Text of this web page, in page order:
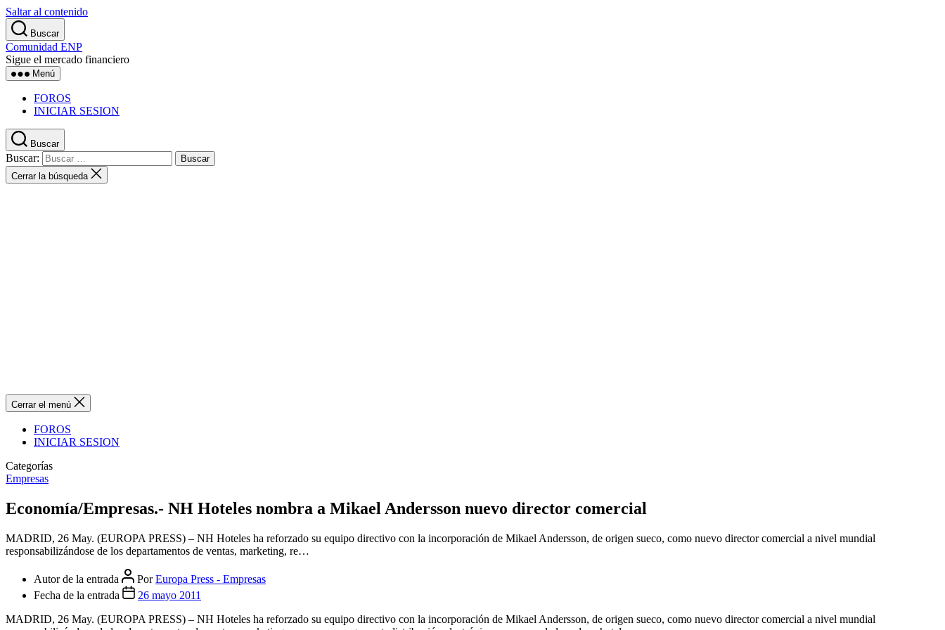
Saltar al contenido
Buscar
Comunidad ENP
Sigue el mercado financiero
Menú
FOROS
INICIAR SESION
Buscar
Buscar:
Cerrar la búsqueda
Cerrar el menú
FOROS
INICIAR SESION
Categorías
Empresas
Economía/Empresas.- NH Hoteles nombra a Mikael Andersson nuevo director comercial
MADRID, 26 May. (EUROPA PRESS) – NH Hoteles ha reforzado su equipo directivo con la incorporación de Mikael Andersson, de origen sueco, como nuevo director comercial a nivel mundial
responsabilizándose de los departamentos de ventas, marketing, re…
Autor de la entrada PorEuropa Press - Empresas
Fecha de la entrada
26 mayo 2011
MADRID, 26 May. (EUROPA PRESS) – NH Hoteles ha reforzado su equipo directivo con la incorporación de Mikael Andersson, de origen sueco, como nuevo director comercial a nivel mundial